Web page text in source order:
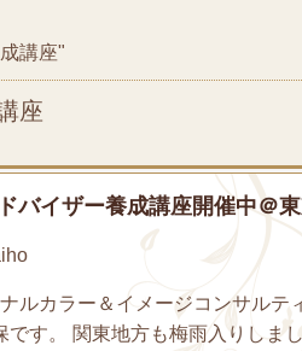
講座"
座
バイザー養成講座開催中＠
ルカラー＆イメージコンサル
です。 関東地方も梅雨入りしま